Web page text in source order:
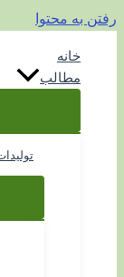
رفتن به محتوا
خانه
مطالب